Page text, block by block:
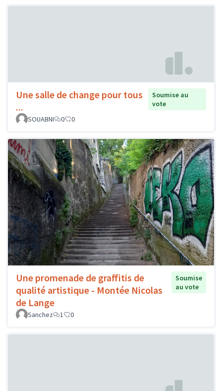
Une salle de change pour tous
...
Soumise au
vote
SOUABNI
0 0
Une promenade de graffitis de
qualité artistique - Montée Nicolas
de Lange
Soumise
au vote
Sanchez 1 0